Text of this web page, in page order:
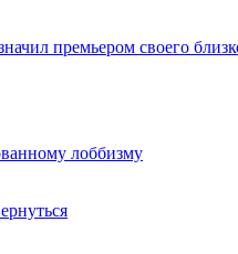
премьером своего
лоббизму